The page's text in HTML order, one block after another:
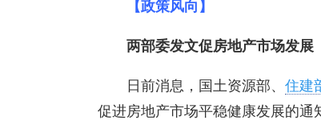
【政策风向】
两部委发文促房地产市场发展
日前消息，国土资源部、 住建
促进房地产市场平稳健康发展的